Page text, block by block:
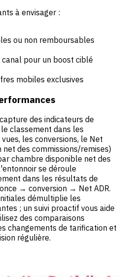
à envisager :
ou non remboursables
pour un boost ciblé
mobiles exclusives
des indicateurs de
classement dans les
les conversions, le Net
des commissions/remises)
chambre disponible net des
se déroule
dans les résultats de
→ conversion → Net ADR.
démultiplie les
; un suivi proactif vous aide
des comparaisons
changements de tarification et
régulière.